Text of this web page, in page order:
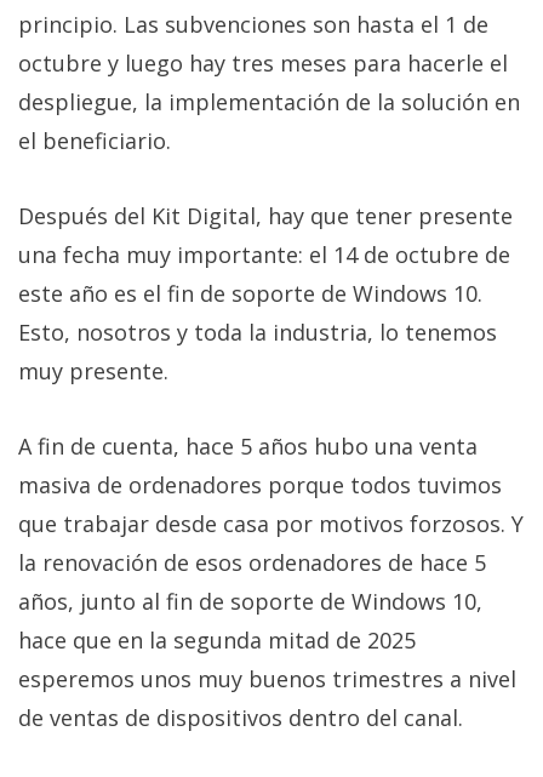
principio. Las subvenciones son hasta el 1 de
octubre y luego hay tres meses para hacerle el
despliegue, la implementación de la solución en
el beneficiario.
Después del Kit Digital, hay que tener presente
una fecha muy importante: el 14 de octubre de
este año es el fin de soporte de Windows 10.
Esto, nosotros y toda la industria, lo tenemos
muy presente.
A fin de cuenta, hace 5 años hubo una venta
masiva de ordenadores porque todos tuvimos
que trabajar desde casa por motivos forzosos. Y
la renovación de esos ordenadores de hace 5
años, junto al fin de soporte de Windows 10,
hace que en la segunda mitad de 2025
esperemos unos muy buenos trimestres a nivel
de ventas de dispositivos dentro del canal.